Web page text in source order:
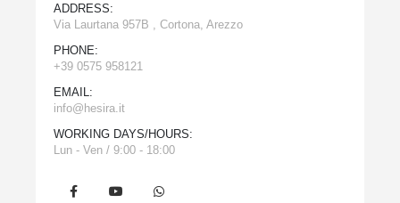
ADDRESS:
Via Laurtana 957B , Cortona, Arezzo
PHONE:
+39 0575 958121
EMAIL:
info@hesira.it
WORKING DAYS/HOURS:
Lun - Ven / 9:00 - 18:00